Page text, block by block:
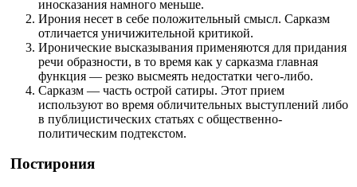
иносказания намного меньше.
Ирония несет в себе положительный смысл. Сарказм
отличается уничижительной критикой.
Иронические высказывания применяются для придания
речи образности, в то время как у сарказма главная
функция — резко высмеять недостатки чего-либо.
Сарказм — часть острой сатиры. Этот прием
используют во время обличительных выступлений либо
в публицистических статьях с общественно-
политическим подтекстом.
Постирония